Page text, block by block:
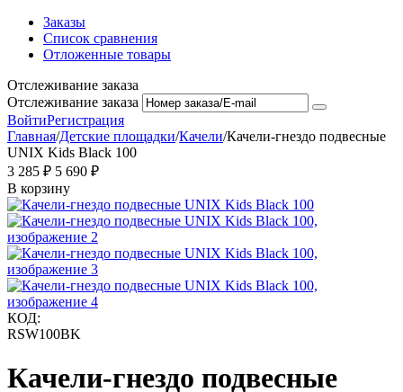
Заказы
Список сравнения
Отложенные товары
Отслеживание заказа
Отслеживание заказа
ВойтиРегистрация
Главная/Детские площадки/Качели/Качели-гнездо подвесные
UNIX Kids Black 100
3 285 ₽ 5 690 ₽
В корзину
КОД:
RSW100BK
Качели-гнездо подвесные